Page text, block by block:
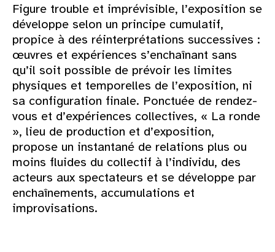
Figure trouble et imprévisible, l’exposition se
développe selon un principe cumulatif,
propice à des réinterprétations successives :
œuvres et expériences s’enchaînant sans
qu’il soit possible de prévoir les limites
physiques et temporelles de l’exposition, ni
sa configuration finale. Ponctuée de rendez-
vous et d’expériences collectives, « La ronde
», lieu de production et d’exposition,
propose un instantané de relations plus ou
moins fluides du collectif à l’individu, des
acteurs aux spectateurs et se développe par
enchaînements, accumulations et
improvisations.